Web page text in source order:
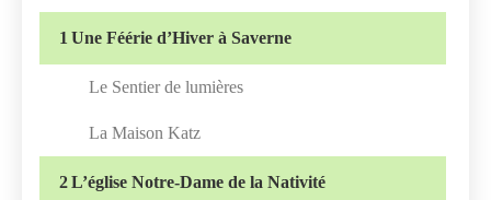
1 Une Féérie d’Hiver à Saverne
Le Sentier de lumières
La Maison Katz
2L’église Notre-Dame de la Nativité